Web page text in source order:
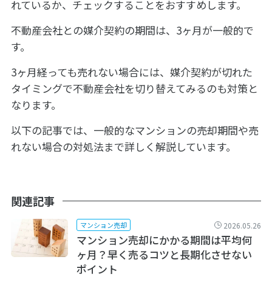
れているか、チェックすることをおすすめします。
不動産会社との媒介契約の期間は、3ヶ月が一般的で
す。
3ヶ月経っても売れない場合には、媒介契約が切れた
タイミングで不動産会社を切り替えてみるのも対策と
なります。
以下の記事では、一般的なマンションの売却期間や売
れない場合の対処法まで詳しく解説しています。
関連記事
マンション売却 2026.05.26
マンション売却にかかる期間は平均何
ヶ月？早く売るコツと長期化させない
ポイント